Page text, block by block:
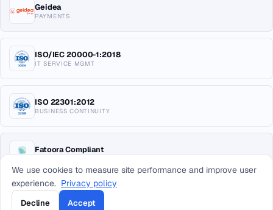
Geidea
PAYMENTS
ISO/IEC 20000-1:2018
IT SERVICE MGMT
ISO 22301:2012
BUSINESS CONTINUITY
Fatoora Compliant
© 2026 Arab Sea Information Systems Co. All rights reserved.
We use cookies to measure site performance and improve user
experience. Privacy policy
Decline Accept